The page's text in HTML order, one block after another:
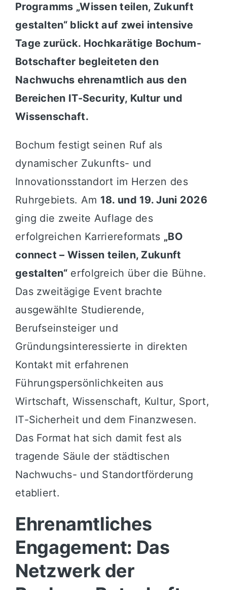
Programms „Wissen teilen, Zukunft
gestalten“ blickt auf zwei intensive
Tage zurück. Hochkarätige Bochum-
Botschafter begleiteten den
Nachwuchs ehrenamtlich aus den
Bereichen IT-Security, Kultur und
Wissenschaft.
Bochum festigt seinen Ruf als
dynamischer Zukunfts- und
Innovationsstandort im Herzen des
Ruhrgebiets. Am 18. und 19. Juni 2026
ging die zweite Auflage des
erfolgreichen Karriereformats „BO
connect – Wissen teilen, Zukunft
gestalten“ erfolgreich über die Bühne.
Das zweitägige Event brachte
ausgewählte Studierende,
Berufseinsteiger und
Gründungsinteressierte in direkten
Kontakt mit erfahrenen
Führungspersönlichkeiten aus
Wirtschaft, Wissenschaft, Kultur, Sport,
IT-Sicherheit und dem Finanzwesen.
Das Format hat sich damit fest als
tragende Säule der städtischen
Nachwuchs- und Standortförderung
etabliert.
Ehrenamtliches
Engagement: Das
Netzwerk der